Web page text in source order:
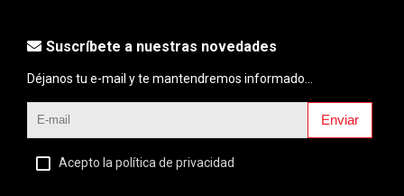
Suscríbete a nuestras novedades
Déjanos tu e-mail y te mantendremos informado...
Enviar
Acepto la política de privacidad